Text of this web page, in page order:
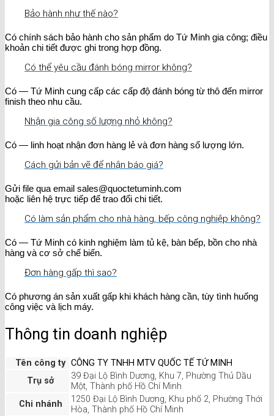
Bảo hành như thế nào?
Có chính sách bảo hành cho sản phẩm do Tứ Minh gia công; điều
khoản chi tiết được ghi trong hợp đồng.
Có thể yêu cầu đánh bóng mirror không?
Có — Tứ Minh cung cấp các cấp độ đánh bóng từ thô đến mirror
finish theo nhu cầu.
Nhận gia công số lượng nhỏ không?
Có — linh hoạt nhận đơn hàng lẻ và đơn hàng số lượng lớn.
Cách gửi bản vẽ để nhận báo giá?
Gửi file qua email sales@quoctetuminh.com
hoặc liên hệ trực tiếp để trao đổi chi tiết.
Có làm sản phẩm cho nhà hàng, bếp công nghiệp không?
Có — Tứ Minh có kinh nghiệm làm tủ kệ, bàn bếp, bồn cho nhà
hàng và cơ sở chế biến.
Đơn hàng gấp thì sao?
Có phương án sản xuất gấp khi khách hàng cần, tùy tình huống
công việc và lịch máy.
Thông tin doanh nghiệp
Tên công ty CÔNG TY TNHH MTV QUỐC TẾ TỨ MINH
Trụ sở
39 Đại Lộ Bình Dương, Khu 7, Phường Thủ Dầu
Một, Thành phố Hồ Chí Minh
Chi nhánh
1250 Đại Lộ Bình Dương, Khu phố 2, Phường Thới
Hòa, Thành phố Hồ Chí Minh